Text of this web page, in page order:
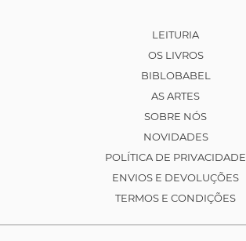
LEITURIA
OS LIVROS
BIBLOBABEL
AS ARTES
SOBRE NÓS
NOVIDADES
POLÍTICA DE PRIVACIDADE
ENVIOS E DEVOLUÇÕES
TERMOS E CONDIÇÕES